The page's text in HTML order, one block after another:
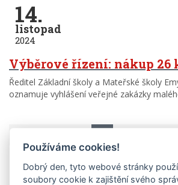
14.
listopad
2024
Výběrové řízení: nákup 26
Ředitel Základní školy a Mateřské školy
oznamuje vyhlášení veřejné zakázky
Používáme cookies!
Dobrý den, tyto webové stránky
soubory cookie k zajištění svého